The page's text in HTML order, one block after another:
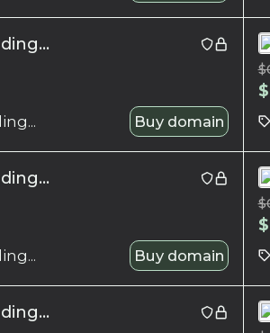
Buy domain
$
$
Buy domain
$
$